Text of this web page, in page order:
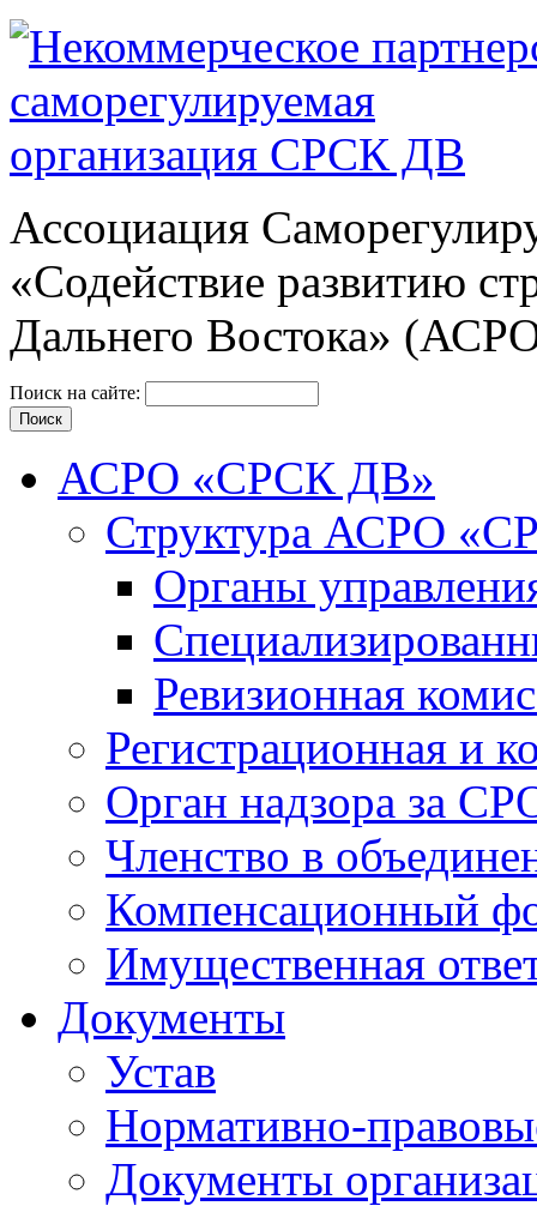
Ассоциация
«Содействие развитию
Дальнего Востока»
Поиск на сайте:
АСРО «СРСК ДВ»
Структура АСРО
Органы
Ревизионная
Регистрационная и
Орган надзора за
Членство в
Компенсационный
Имущественная
Документы
Устав
Нормативно-
Документы